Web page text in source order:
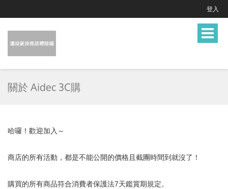
登入
Toggle
關於 Aidec 3C購
哈囉！歡迎加入～
商店的所有活動，都是不能公開的價格且截團時間到就沒了！
購買的所有商品符合消費者保護法7天鑑賞期規定。